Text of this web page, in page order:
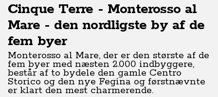
Cinque Terre - Monterosso al
Mare - den nordligste by af de
fem byer
Monterosso al Mare, der er den største af de
fem byer med næsten 2.000 indbyggere,
består af to bydele den gamle Centro
Storico og den nye Fegina og førstnævnte
er klart den mest charmerende.